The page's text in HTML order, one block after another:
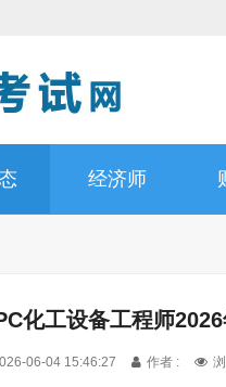
经济师
化工设备工程师2026
06-04 15:46:27 作者 :